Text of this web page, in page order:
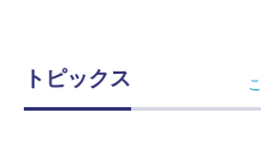
トピックス